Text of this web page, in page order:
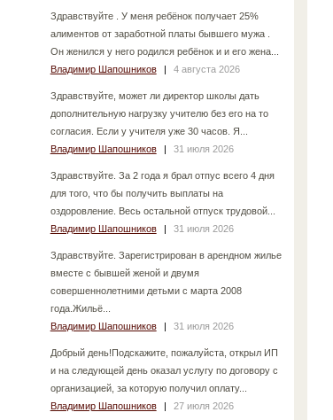
Здравствуйте . У меня ребёнок получает 25%
алиментов от заработной платы бывшего мужа .
Он женился у него родился ребёнок и и его жена...
Владимир Шапошников
| 4 августа 2026
Здравствуйте, может ли директор школы дать
дополнительную нагрузку учителю без его на то
согласия. Если у учителя уже 30 часов. Я...
Владимир Шапошников
| 31 июля 2026
Здравствуйте. За 2 года я брал отпус всего 4 дня
для того, что бы получить выплаты на
оздоровление. Весь остальной отпуск трудовой...
Владимир Шапошников
| 31 июля 2026
Здравствуйте. Зарегистрирован в арендном жилье
вместе с бывшей женой и двумя
совершеннолетними детьми с марта 2008
года.Жильё...
Владимир Шапошников
| 31 июля 2026
Добрый день!Подскажите, пожалуйста, открыл ИП
и на следующей день оказал услугу по договору с
организацией, за которую получил оплату...
Владимир Шапошников
| 27 июля 2026